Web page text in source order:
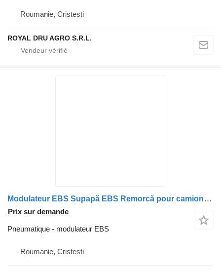
Roumanie, Cristesti
ROYAL DRU AGRO S.R.L.
Modulateur EBS Supapă EBS Remorcă pour camion MAN (Coduri: 8152301-6213, 81523016213, 8152301-6212, 81523016212, 8152301-6209, 81523016209, 81523019213, 8152301-9213, 81523016207, 8152301-6207)
Prix sur demande
Pneumatique - modulateur EBS
Roumanie, Cristesti